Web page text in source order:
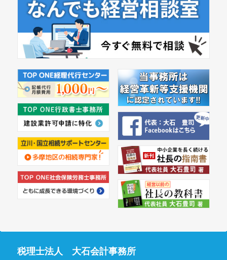
税理士法人 大石会計事務所